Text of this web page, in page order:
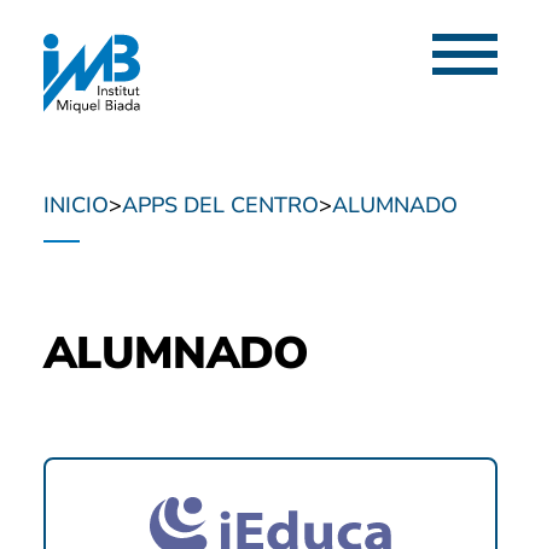
Menú
INICIO APPS DEL CENTRO ALUMNADO
ALUMNADO